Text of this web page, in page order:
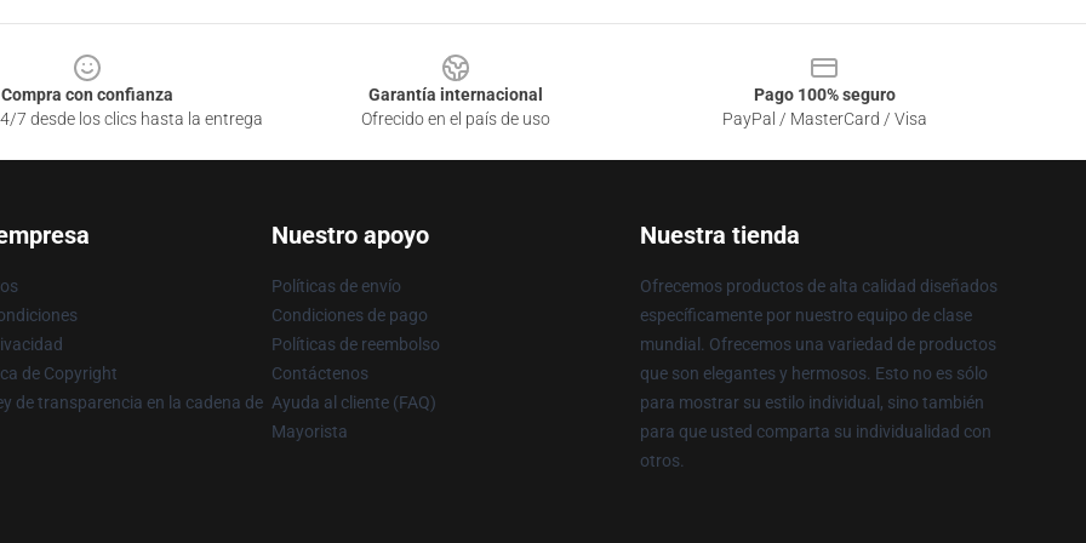
Compra con confianza
7 desde los clics hasta la entrega
Garantía internacional
Ofrecido en el país de uso
Pago 100% seguro
PayPal / MasterCard / Visa
de Copyright
de transparencia en la cadena de
Nuestro apoyo
Políticas de envío
Condiciones de pago
Políticas de reembolso
Contáctenos
Ayuda al cliente (FAQ)
Mayorista
Nuestra tienda
Ofrecemos productos de alta calidad diseñados
específicamente por nuestro equipo de clase
mundial. Ofrecemos una variedad de productos
que son elegantes y hermosos. Esto no es sólo
para mostrar su estilo individual, sino también
para que usted comparta su individualidad con
otros.